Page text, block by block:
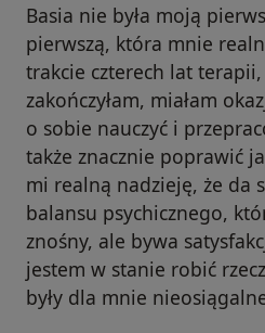
Basia nie była moją
pierwszą, która mnie
trakcie czterech lat terapii,
zakończyłam, miałam
o sobie nauczyć i
także znacznie poprawić
mi realną nadzieję, że da
balansu psychicznego,
znośny, ale bywa
jestem w stanie robić
były dla mnie